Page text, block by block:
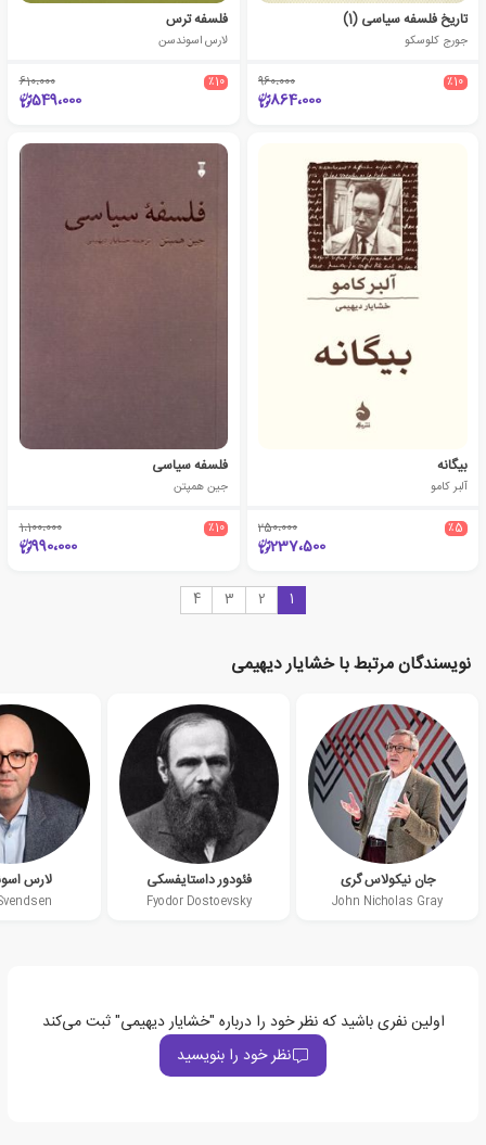
تاریخ فلسفه سیاسی (1)
جورج کلوسکو
٪10 960،000
864،000
فلسفه ترس
لارس اسوندسن
٪10 610،000
549،000
بیگانه
آلبر کامو
٪5 250،000
237،500
فلسفه سیاسی
جین همپتن
٪10 1،100،000
990،000
1
2
3
4
نویسندگان مرتبط با خشایار دیهیمی
جان نیکولاس گری
John Nicholas Gray
فئودور داستایفسکی
Fyodor Dostoevsky
لارس
اولین نفری باشید که نظر خود را درباره "خشایار دیهیمی" ثبت می‌کند
نظر خود را بنویسید